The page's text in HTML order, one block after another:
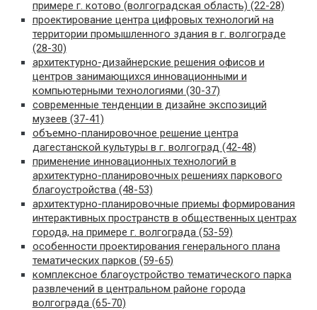
примере г. котово (волгоградская область) (22-28)
проектирование центра цифровых технологий на
территории промышленного здания в г. волгограде
(28-30)
архитектурно-дизайнерские решения офисов и
центров занимающихся инновационными и
компьютерными технологиями (30-37)
современные тенденции в дизайне экспозиций
музеев (37-41)
объемно-планировочное решение центра
дагестанской культуры в г. волгоград (42-48)
применение инновационных технологий в
архитектурно-планировочных решениях паркового
благоустройства (48-53)
архитектурно-планировочные приемы формирования
интерактивных пространств в общественных центрах
города, на примере г. волгограда (53-59)
особенности проектирования генерального плана
тематических парков (59-65)
комплексное благоустройство тематического парка
развлечений в центральном районе города
волгограда (65-70)